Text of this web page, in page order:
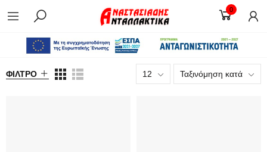
0
ΦΊΛΤΡΟ 12 Ταξινόμηση κατά